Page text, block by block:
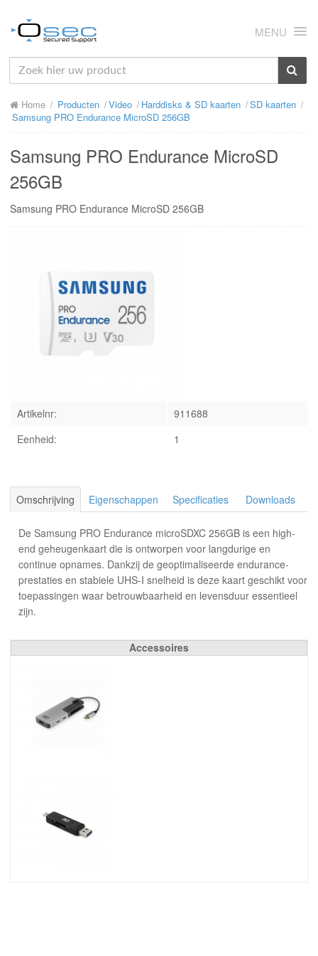
MENU
HOME
OVER ONS
PRODUCTEN
CONTACT
INLOGGEN
Home Producten Video Harddisks & SD kaarten
SD kaarten
Samsung PRO Endurance MicroSD 256GB
Samsung PRO Endurance MicroSD
256GB
Samsung PRO Endurance MicroSD 256GB
Artikelnr:
911688
Eenheid:
1
Omschrijving Eigenschappen Specificaties Downloads
De Samsung PRO Endurance microSDXC 256GB is een high-
end geheugenkaart die is ontworpen voor langdurige en
continue opnames. Dankzij de geoptimaliseerde endurance-
prestaties en stabiele UHS-I snelheid is deze kaart geschikt voor
toepassingen waar betrouwbaarheid en levensduur essentieel
zijn.
Accessoires